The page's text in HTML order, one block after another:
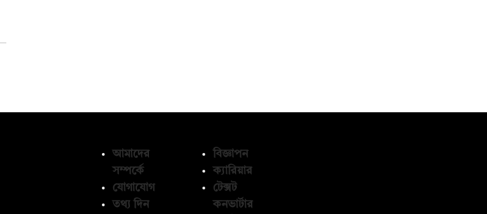
আমাদের
সম্পর্কে
যোগাযোগ
তথ্য দিন
বিজ্ঞাপন
ক্যারিয়ার
টেক্সট
কনভার্টার